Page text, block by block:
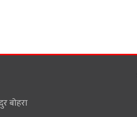
बोहरा